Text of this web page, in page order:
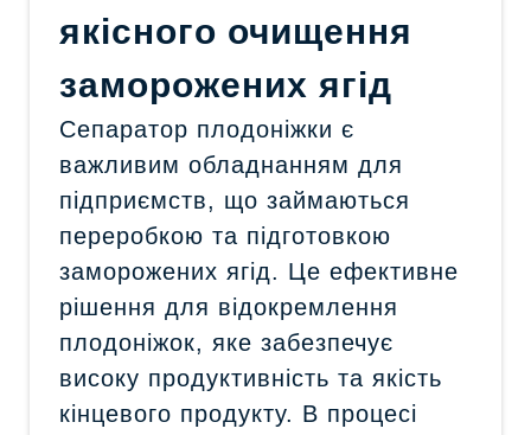
якісного очищення
заморожених ягід
Сепаратор плодоніжки є
важливим обладнанням для
підприємств, що займаються
переробкою та підготовкою
заморожених ягід. Це ефективне
рішення для відокремлення
плодоніжок, яке забезпечує
високу продуктивність та якість
кінцевого продукту. В процесі